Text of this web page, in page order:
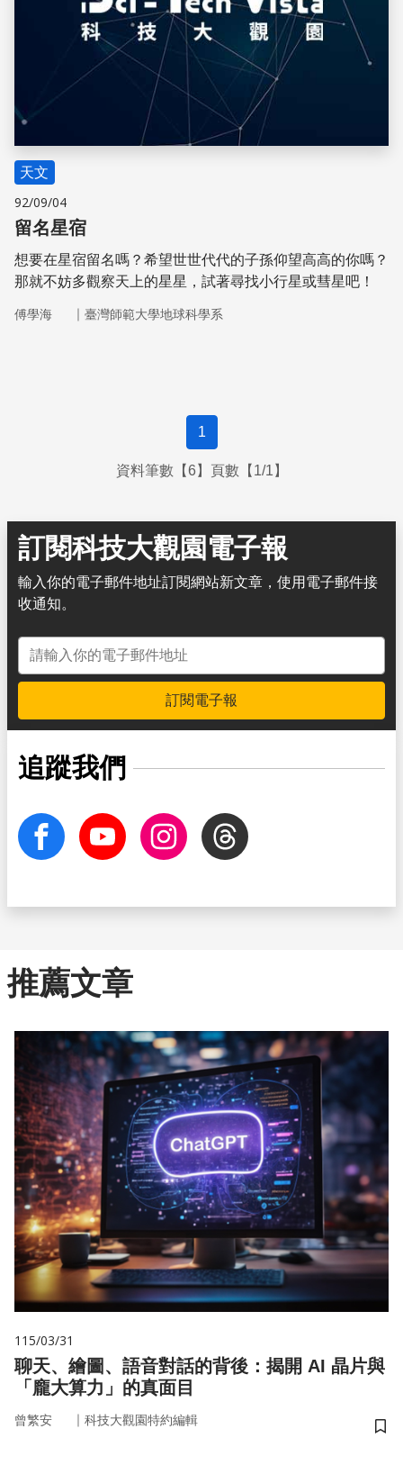
天文
92/09/04
留名星宿
想要在星宿留名嗎？希望世世代代的子孫仰望高高的你嗎？
那就不妨多觀察天上的星星，試著尋找小行星或彗星吧！
傅學海 ｜ 臺灣師範大學地球科學系
1
資料筆數【6】頁數【1/1】
訂閱科技大觀園電子報
輸入你的電子郵件地址訂閱網站新文章，使用電子郵件接
收通知。
電子郵件地址
訂閱電子報
追蹤我們
facebook Youtube InstagramThreads
推薦文章
115/03/31
聊天、繪圖、語音對話的背後：揭開 AI 晶片與
「龐大算力」的真面目
曾繁安 ｜ 科技大觀園特約編輯
儲